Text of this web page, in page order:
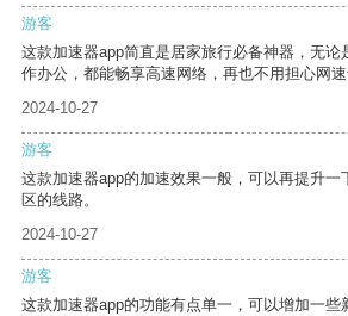
游客
这款加速器app简直是居家旅行必备神器，无论
作办公，都能畅享高速网络，再也不用担心网速
2024-10-27
游客
这款加速器app的加速效果一般，可以再提升一
区的线路。
2024-10-27
游客
这款加速器app的功能有点单一，可以增加一些